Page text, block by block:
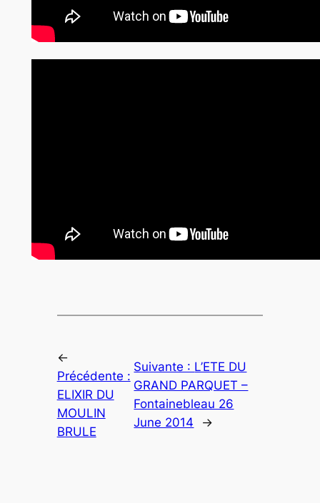
←
Précédente :
ELIXIR DU
MOULIN
BRULE
Suivante : L’ETE DU
GRAND PARQUET –
Fontainebleau 26
June 2014
→